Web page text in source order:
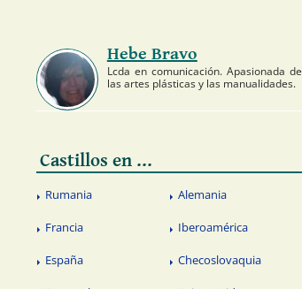
Hebe Bravo
Lcda en comunicación. Apasionada de
las artes plásticas y las manualidades.
Castillos en ...
Rumania Alemania
Francia Iberoamérica
España Checoslovaquia